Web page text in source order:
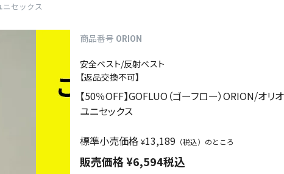
ニセックス
商品番号 ORION
安全ベスト/反射ベスト
【返品交換不可】
【50％OFF】GOFLUO（ゴーフロー）ORION/オリ
ユニセックス
標準小売価格 ¥13,189 （税込）のところ
販売価格¥6,594税込